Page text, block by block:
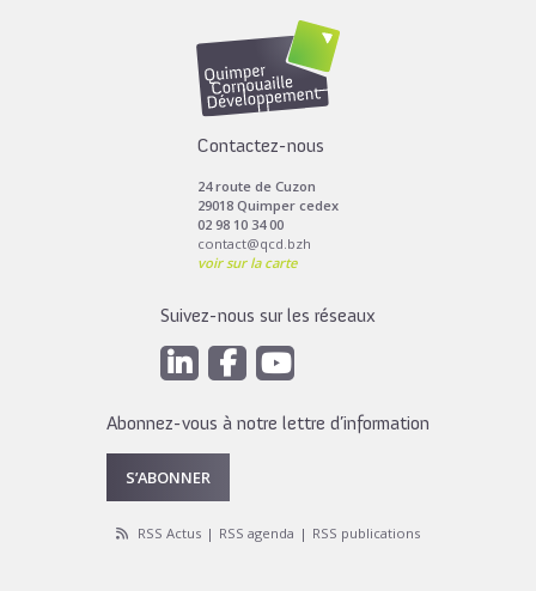
Contactez-nous
24 route de Cuzon
29018 Quimper cedex
02 98 10 34 00
contact@qcd.bzh
voir sur la carte
Suivez-nous sur les réseaux
Abonnez-vous à notre lettre d’information
S’ABONNER
RSS Actus RSS agenda RSS publications